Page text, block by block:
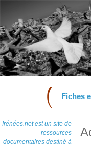
Fiches
Irénées.net est un site de
ressources
documentaires destiné à